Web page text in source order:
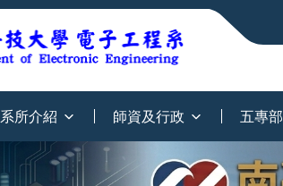
系所介紹 師資及行政 五專部